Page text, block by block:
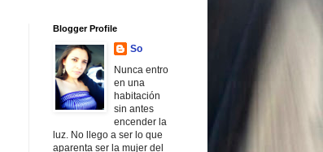
Blogger Profile
So
Nunca entro
en una
habitación
sin antes
encender la
luz. No llego a ser lo que
aparenta ser la mujer del